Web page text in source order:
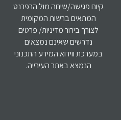
קיום פגישה/שיחה מול הרפרנט
המתאים ברשות המקומית
לצורך בירור מדיניות/ פרטים
נדרשים שאינם נמצאים
במערכת ווידוא המידע התכנוני
הנמצא באתר העירייה.